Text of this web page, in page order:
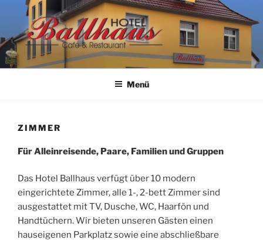
springen
HOTEL BALLHAUS
Menü
ZIMMER
Für Alleinreisende, Paare, Familien und Gruppen
Das Hotel Ballhaus verfügt über 10 modern
eingerichtete Zimmer, alle 1-, 2-bett Zimmer sind
ausgestattet mit TV, Dusche, WC, Haarfön und
Handtüchern. Wir bieten unseren Gästen einen
hauseigenen Parkplatz sowie eine abschließbare